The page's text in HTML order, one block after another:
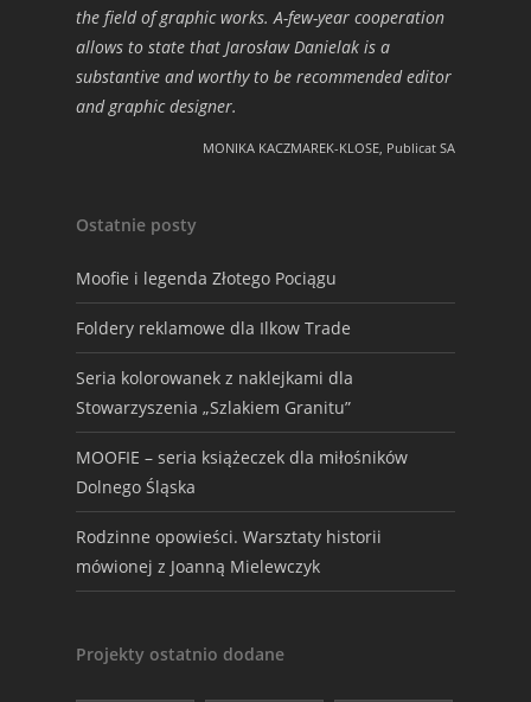
the field of graphic works. A-few-year cooperation
allows to state that Jarosław Danielak is a
substantive and worthy to be recommended editor
and graphic designer.
MONIKA KACZMAREK-KLOSE, Publicat SA
Ostatnie posty
Moofie i legenda Złotego Pociągu
Foldery reklamowe dla Ilkow Trade
Seria kolorowanek z naklejkami dla
Stowarzyszenia „Szlakiem Granitu”
MOOFIE – seria książeczek dla miłośników
Dolnego Śląska
Rodzinne opowieści. Warsztaty historii
mówionej z Joanną Mielewczyk
Projekty ostatnio dodane